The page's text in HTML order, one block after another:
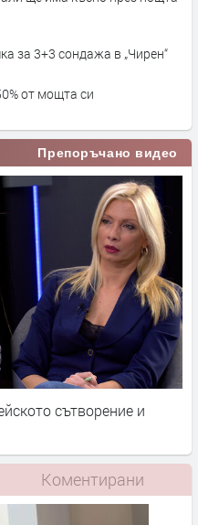
за 3+3 сондажа в „Чирен“
от мощта си
Препоръчано видео
сътворение и
Коментирани